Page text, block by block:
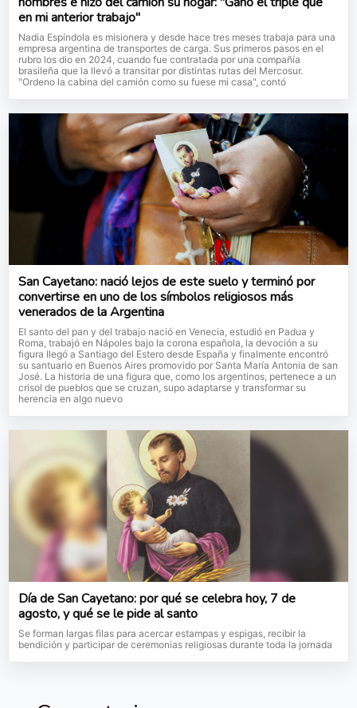
en mi anterior trabajo"
Nadia Espíndola es misionera y desde hace tres meses trabaja para una
empresa argentina de transportes de carga. Sus primeros pasos en el
rubro los dio en 2024, cuando fue contratada por una compañía
brasileña que la llevó a transitar por distintas rutas del Mercosur.
"Ordeno la cabina del camión como su fuese mi casa", contó
San Cayetano: nació lejos de este suelo y terminó por
convertirse en uno de los símbolos religiosos más
venerados de la Argentina
El santo del pan y del trabajo nació en Venecia, estudió en Padua y
Roma, trabajó en Nápoles bajo la corona española, la devoción a su
figura llegó a Santiago del Estero desde España y finalmente encontró
su santuario en Buenos Aires promovido por Santa María Antonia de san
José. La historia de una figura que, como los argentinos, pertenece a un
crisol de pueblos que se cruzan, supo adaptarse y transformar su
herencia en algo nuevo
Día de San Cayetano: por qué se celebra hoy, 7 de
agosto, y qué se le pide al santo
Se forman largas filas para acercar estampas y espigas, recibir la
bendición y participar de ceremonias religiosas durante toda la jornada